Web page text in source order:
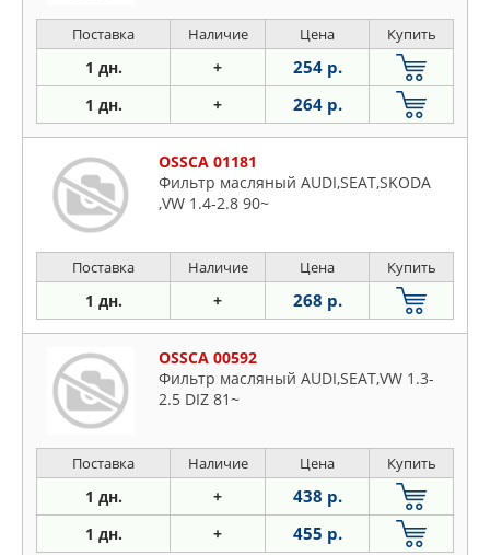
Honda
Hyundai
Infiniti
Isuzu
Jaguar
Jeep
KIA
Land Rover
Lexus
Mazda
Mercedes
Mitsubishi
Nissan
Opel
Peugeot
Поставка Наличие Цена Купить
1 дн. + 254 р.
1 дн. + 264 р.
OSSCA 01181
Фильтр масляный AUDI,SEAT,SKODA
,VW 1.4-2.8 90~
Поставка Наличие Цена Купить
1 дн. + 268 р.
OSSCA 00592
Фильтр масляный AUDI,SEAT,VW 1.3-
2.5 DIZ 81~
Поставка Наличие Цена Купить
1 дн. + 438 р.
1 дн. + 455 р.